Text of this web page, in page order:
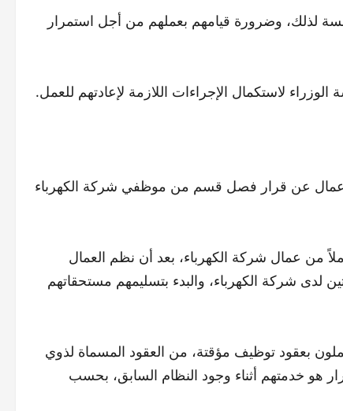
لذلك، وضرورة قيامهم بعملهم من أجل استمرار
لاستكمال الإجراءات اللازمة لإعادتهم للعمل.
عن قرار فصل قسم من موظفي شركة الكهرباء
عمر شقروق، أصدر قراراً يطوي قرار فصل 18 عاملاً من عمال شركة الكهرباء، بعد أن نظم العمال
لدى شركة الكهرباء، والبدء بتسليمهم مستحقاتهم
يعملون بعقود توظيف مؤقتة، من العقود المسماة لذوي
هو خدمتهم أثناء وجود النظام السابق، بحسب